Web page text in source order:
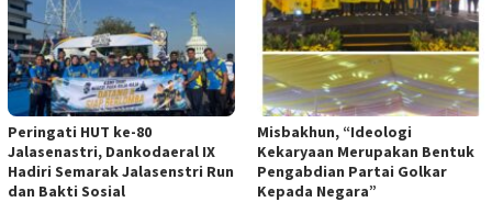
Peringati HUT ke-80
Jalasenastri, Dankodaeral IX
Hadiri Semarak Jalasenstri Run
dan Bakti Sosial
Misbakhun, “Ideologi
Kekaryaan Merupakan Bentuk
Pengabdian Partai Golkar
Kepada Negara”